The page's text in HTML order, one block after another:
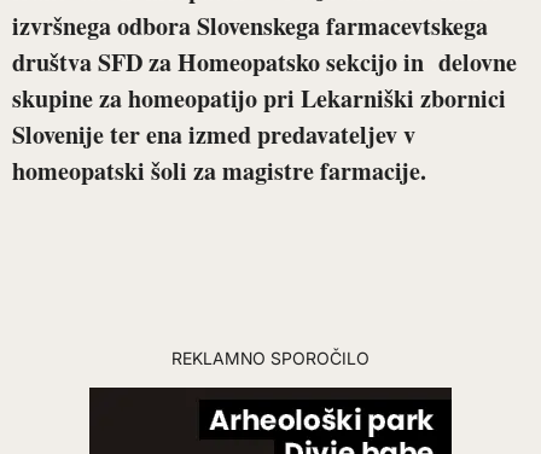
izvršnega odbora Slovenskega farmacevtskega
društva SFD za Homeopatsko sekcijo in delovne
skupine za homeopatijo pri Lekarniški zbornici
Slovenije ter ena izmed predavateljev v
homeopatski šoli za magistre farmacije.
REKLAMNO SPOROČILO